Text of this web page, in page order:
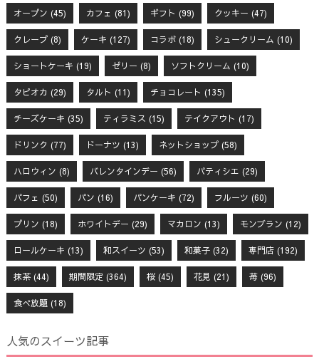
オープン (45) カフェ (81) ギフト (99) クッキー (47)
クレープ(8) ケーキ (127) コラボ(18) シュークリーム (10)
ショートケーキ (19) ゼリー (8) ソフトクリーム (10)
タピオカ (29) タルト (11) チョコレート (135)
チーズケーキ (35) ティラミス (15) テイクアウト (17)
ドリンク (77) ドーナツ (13) ネットショップ(58)
ハロウィン (8) バレンタインデー (56) パティシエ (29)
パフェ (50) パン (16) パンケーキ (72) フルーツ (60)
プリン (18) ホワイトデー (29) マカロン (13) モンブラン (12)
ロールケーキ (13) 和スイーツ (53) 和菓子(32) 専門店(192)
抹茶(44) 期間限定 (364) 桜(45) 花見 (21) 苺(96)
食べ放題(18)
人気のスイーツ記事